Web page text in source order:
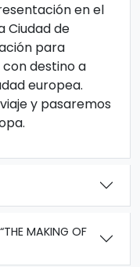
en el
Ciudad de
para
destino a
europea.
y pasaremos
MAKING OF